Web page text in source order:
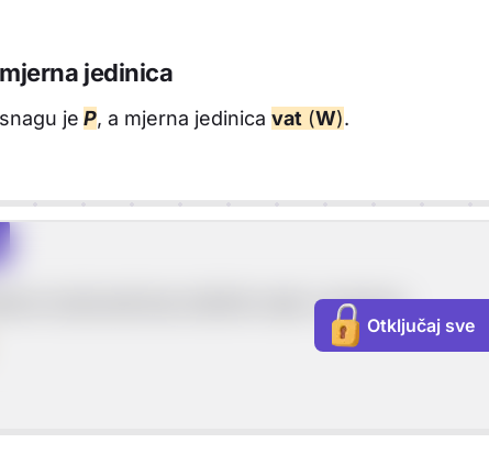
jedinica
je P, a mjerna jedinica vat (W).
izračunati kao količnik rada i vremena:
Otključaj sve